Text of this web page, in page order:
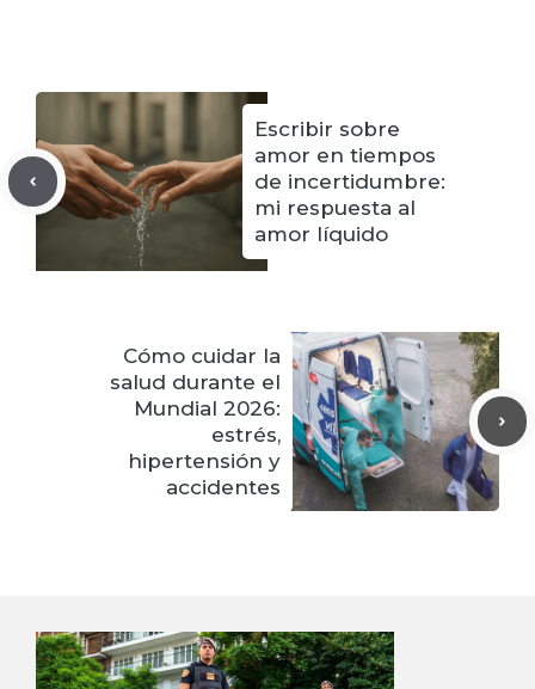
Escribir sobre
amor en tiempos
de incertidumbre:
mi respuesta al
amor líquido
Cómo cuidar la
salud durante el
Mundial 2026:
estrés,
hipertensión y
accidentes